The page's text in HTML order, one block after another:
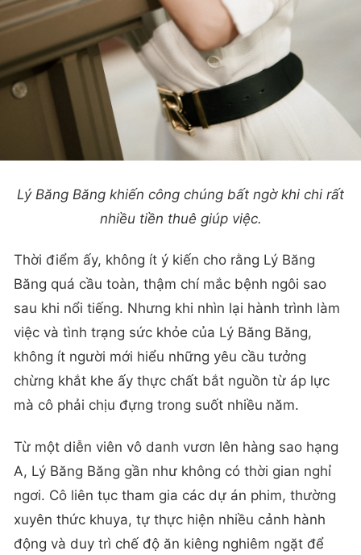
Lý Băng Băng khiến công chúng bất ngờ khi chi rất
nhiều tiền thuê giúp việc.
Thời điểm ấy, không ít ý kiến cho rằng Lý Băng
Băng quá cầu toàn, thậm chí mắc bệnh ngôi sao
sau khi nổi tiếng. Nhưng khi nhìn lại hành trình làm
việc và tình trạng sức khỏe của Lý Băng Băng,
không ít người mới hiểu những yêu cầu tưởng
chừng khắt khe ấy thực chất bắt nguồn từ áp lực
mà cô phải chịu đựng trong suốt nhiều năm.
Từ một diễn viên vô danh vươn lên hàng sao hạng
A, Lý Băng Băng gần như không có thời gian nghỉ
ngơi. Cô liên tục tham gia các dự án phim, thường
xuyên thức khuya, tự thực hiện nhiều cảnh hành
động và duy trì chế độ ăn kiêng nghiêm ngặt để